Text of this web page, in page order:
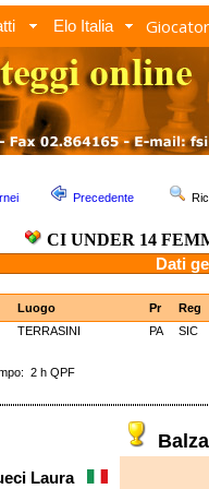
Elo Italia
Precedente
CI UNDER 14
Dati
Luogo Pr Reg
TERRASINI
PA SIC
2 h QPF
Laura